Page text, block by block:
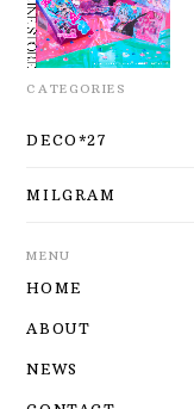
CATEGORIES
DECO*27
MILGRAM
MENU
HOME
ABOUT
NEWS